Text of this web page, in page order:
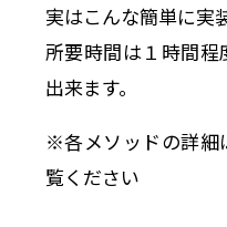
実はこんな簡単に実
所要時間は１時間
出来ます。
※各メソッドの詳細
覧ください